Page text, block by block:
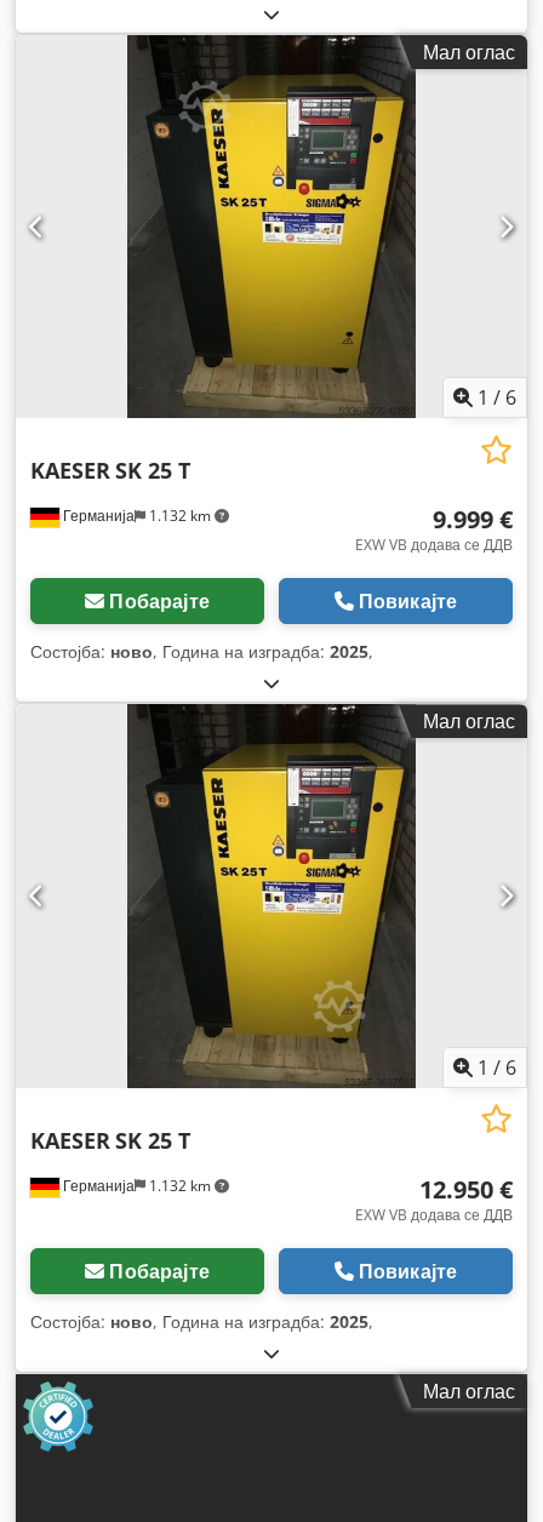
Мал оглас
1 / 6
Германија 1.132 km
KAESERSK 25 T
9.999 €
EXW VB додава се ДДВ
Побарајте Повикајте
Состојба: ново, Година на изградба: 2025,
Мал оглас
1 / 6
Германија 1.132 km
KAESERSK 25 T
12.950 €
EXW VB додава се ДДВ
Побарајте Повикајте
Состојба: ново, Година на изградба: 2025,
Мал оглас